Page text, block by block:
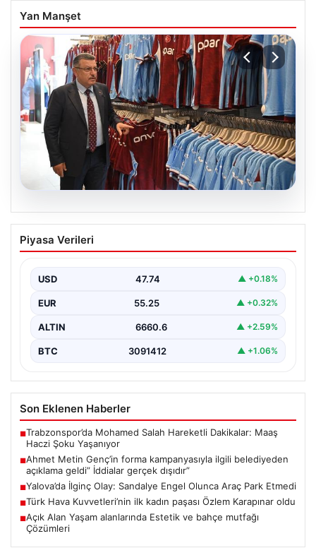
Yan Manşet
Ahmet Metin Genç’in forma
kampanyasıyla ilgili belediyeden
Piyasa Verileri
USD 47.74 ▲ +0.18%
EUR 55.25 ▲ +0.32%
ALTIN 6660.6 ▲ +2.59%
BTC 3091412 ▲ +1.06%
Son Eklenen Haberler
■Trabzonspor’da Mohamed Salah Hareketli Dakikalar: Maaş
Haczi Şoku Yaşanıyor
■Ahmet Metin Genç’in forma kampanyasıyla ilgili belediyeden
açıklama geldi” İddialar gerçek dışıdır”
■Yalova’da İlginç Olay: Sandalye Engel Olunca Araç Park Etmedi
■Türk Hava Kuvvetleri’nin ilk kadın paşası Özlem Karapınar oldu
■Açık Alan Yaşam alanlarında Estetik ve bahçe mutfağı
Çözümleri